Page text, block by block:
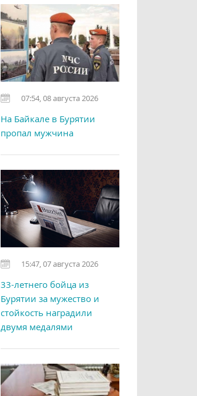
07:54, 08 августа 2026
На Байкале в Бурятии
пропал мужчина
15:47, 07 августа 2026
33-летнего бойца из
Бурятии за мужество и
стойкость наградили
двумя медалями